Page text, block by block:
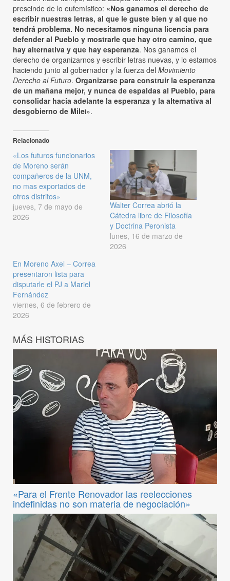
prescinde de lo eufemístico: «Nos ganamos el derecho de
escribir nuestras letras, al que le guste bien y al que no
tendrá problema. No necesitamos ninguna licencia para
defender al Pueblo y mostrarle que hay otro camino, que
hay alternativa y que hay esperanza. Nos ganamos el
derecho de organizarnos y escribir letras nuevas, y lo estamos
haciendo junto al gobernador y la fuerza del Movimiento
Derecho al Futuro. Organizarse para construir la esperanza
de un mañana mejor, y nunca de espaldas al Pueblo, para
consolidar hacia adelante la esperanza y la alternativa al
desgobierno de Milei».
Relacionado
«Los futuros funcionarios
de Moreno serán
compañeros de la UNM,
no mas exportados de
otros distritos»
jueves, 7 de mayo de
2026
Walter Correa abrió la
Cátedra libre de Filosofía
y Doctrina Peronista
lunes, 16 de marzo de
2026
En Moreno Axel – Correa
presentaron lista para
disputarle el PJ a Mariel
Fernández
viernes, 6 de febrero de
2026
MÁS HISTORIAS
«Para el Frente Renovador las reelecciones
indefinidas no son materia de negociación»